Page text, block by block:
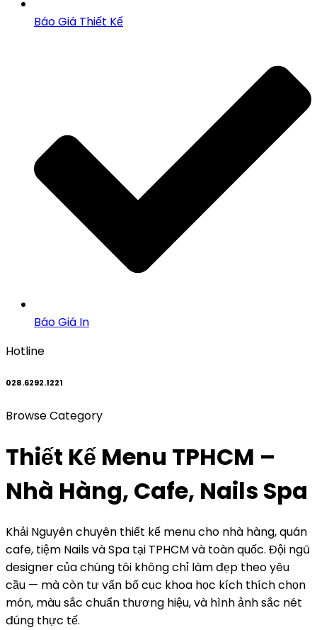
Báo Giá Thiết Kế
Báo Giá In
Hotline
028.6292.1221
Browse Category
Thiết Kế Menu TPHCM –
Nhà Hàng, Cafe, Nails Spa
Khải Nguyên chuyên thiết kế menu cho nhà hàng, quán
cafe, tiệm Nails và Spa tại TPHCM và toàn quốc. Đội ngũ
designer của chúng tôi không chỉ làm đẹp theo yêu
cầu — mà còn tư vấn bố cục khoa học kích thích chọn
món, màu sắc chuẩn thương hiệu, và hình ảnh sắc nét
đúng thực tế.